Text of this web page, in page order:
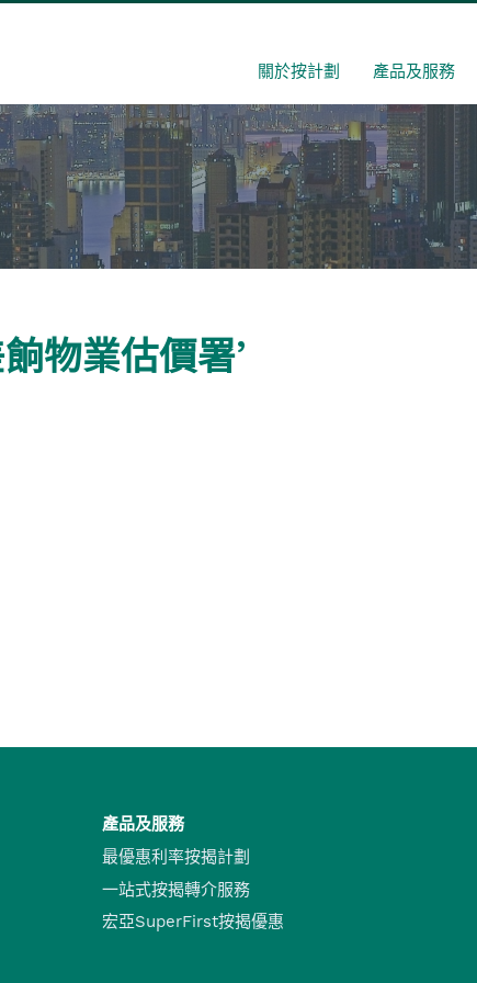
關於按計劃 產品及服務
物業估價署’
產品及服務
最優惠利率按揭計劃
一站式按揭轉介服務
宏亞SuperFirst按揭優惠